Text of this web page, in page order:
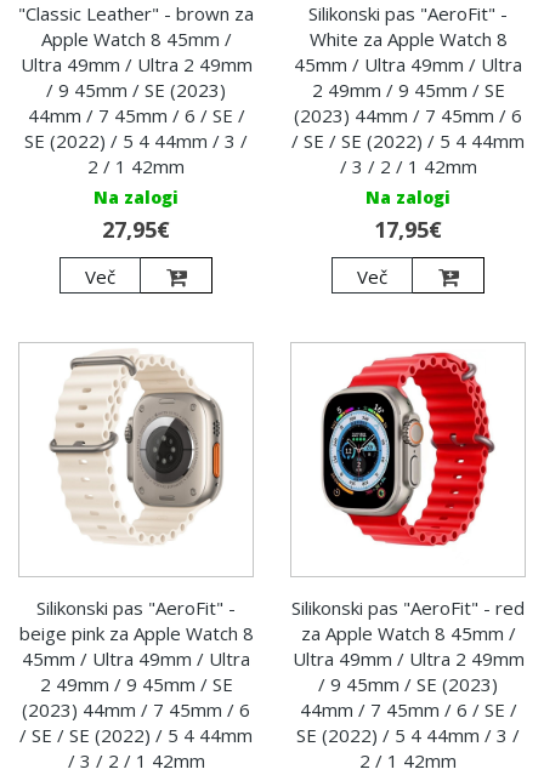
"Classic Leather" - brown za
Apple Watch 8 45mm /
Ultra 49mm / Ultra 2 49mm
/ 9 45mm / SE (2023)
44mm / 7 45mm / 6 / SE /
SE (2022) / 5 4 44mm / 3 /
2 / 1 42mm
Na zalogi
27,95€
Več
Silikonski pas "AeroFit" -
White za Apple Watch 8
45mm / Ultra 49mm / Ultra
2 49mm / 9 45mm / SE
(2023) 44mm / 7 45mm / 6
/ SE / SE (2022) / 5 4 44mm
/ 3 / 2 / 1 42mm
Na zalogi
17,95€
Več
Silikonski pas "AeroFit" -
beige pink za Apple Watch 8
45mm / Ultra 49mm / Ultra
2 49mm / 9 45mm / SE
(2023) 44mm / 7 45mm / 6
/ SE / SE (2022) / 5 4 44mm
/ 3 / 2 / 1 42mm
Silikonski pas "AeroFit" - red
za Apple Watch 8 45mm /
Ultra 49mm / Ultra 2 49mm
/ 9 45mm / SE (2023)
44mm / 7 45mm / 6 / SE /
SE (2022) / 5 4 44mm / 3 /
2 / 1 42mm